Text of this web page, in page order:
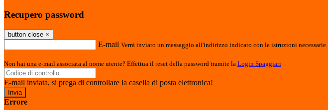
Recupero password
button close ×
E-mail Verrà inviato un messaggio all'indirizzo indicato con le istruzioni necessarie.
Non hai una e-mail associata al nome utente? Effettua il reset della password tramite la Login Spaggiari
E-mail inviata, si prega di controllare la casella di posta elettronica!
Errore